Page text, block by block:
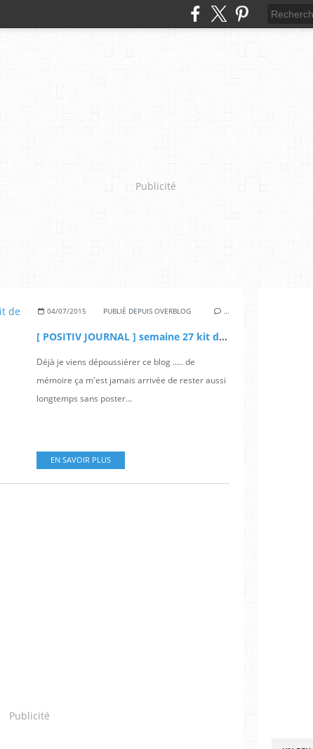
Publicité
04/07/2015 PUBLIÉ DEPUIS OVERBLOG …
[ POSITIV JOURNAL ] semaine 27 kit de secours
Déjà je viens dépoussiérer ce blog ..... de
mémoire ça m'est jamais arrivée de rester aussi
longtemps sans poster...
EN SAVOIR PLUS
Publicité